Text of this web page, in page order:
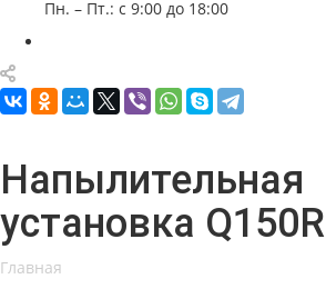
Пн. – Пт.: с 9:00 до 18:00
Напылительная
установка
Главная